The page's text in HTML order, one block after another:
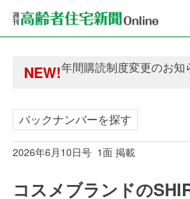
NEW!高齢者住宅新聞 無料会
高齢者住宅新聞 無料会
バックナンバーを探す
2026年6月10日号 1面 掲載
コスメブランドの